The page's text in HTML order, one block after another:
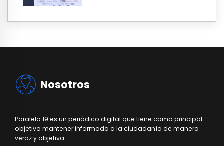
Nosotros
Paralelo 19 es un periódico digital que tiene como principal
objetivo mantener informada a la ciudadanía de manera
veraz y objetiva.